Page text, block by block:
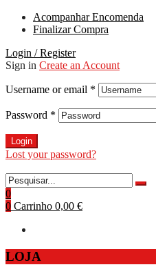
Acompanhar Encomenda
Finalizar Compra
Login / Register
Sign in Create an Account
Username or email *
Password *
Login
Lost your password?
0
0 Carrinho 0,00 €
LOJA